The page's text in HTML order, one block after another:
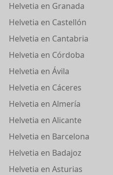
Helvetia en Granada
Helvetia en Castellón
Helvetia en Cantabria
Helvetia en Córdoba
Helvetia en Ávila
Helvetia en Cáceres
Helvetia en Almería
Helvetia en Alicante
Helvetia en Barcelona
Helvetia en Badajoz
Helvetia en Asturias